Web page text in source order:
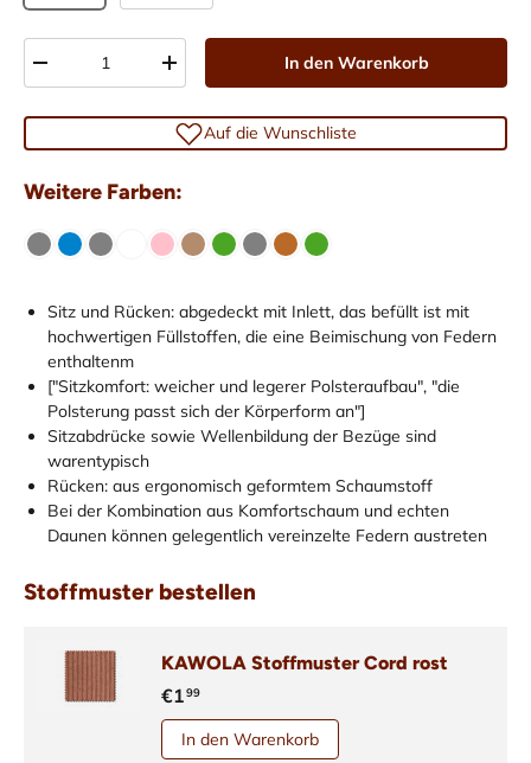
-
+ In den Warenkorb
Auf die Wunschliste
Weitere Farben:
Sitz und Rücken: abgedeckt mit Inlett, das befüllt ist mit
hochwertigen Füllstoffen, die eine Beimischung von Federn
enthaltenm
["Sitzkomfort: weicher und legerer Polsteraufbau", "die
Polsterung passt sich der Körperform an"]
Sitzabdrücke sowie Wellenbildung der Bezüge sind
warentypisch
Rücken: aus ergonomisch geformtem Schaumstoff
Bei der Kombination aus Komfortschaum und echten
Daunen können gelegentlich vereinzelte Federn austreten
Stoffmuster bestellen
KAWOLA Stoffmuster Cord rost
€199
In den Warenkorb